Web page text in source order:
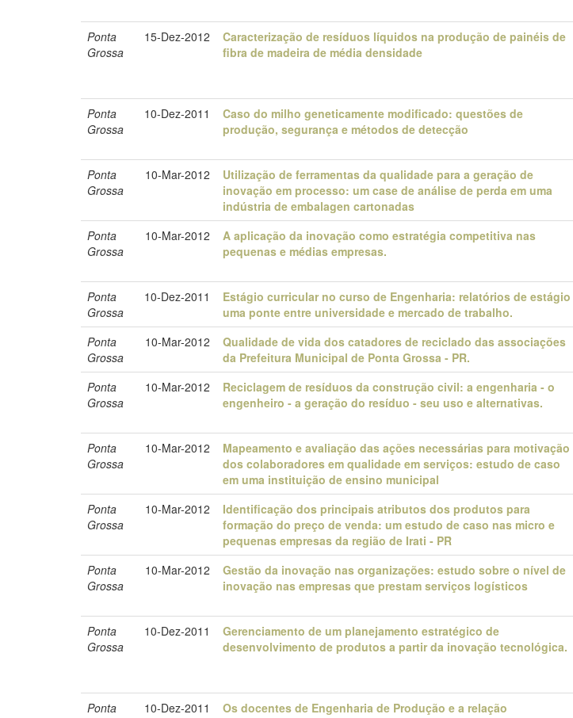
Ponta
Grossa
15-Dez-2012
Caracterização de resíduos líquidos na produção de painéis de
fibra de madeira de média densidade
Ponta
Grossa
10-Dez-2011
Caso do milho geneticamente modificado: questões de
produção, segurança e métodos de detecção
Ponta
Grossa
10-Mar-2012
Utilização de ferramentas da qualidade para a geração de
inovação em processo: um case de análise de perda em uma
indústria de embalagen cartonadas
Ponta
Grossa
10-Mar-2012
A aplicação da inovação como estratégia competitiva nas
pequenas e médias empresas.
Ponta
Grossa
10-Dez-2011
Estágio curricular no curso de Engenharia: relatórios de estágio
uma ponte entre universidade e mercado de trabalho.
Ponta
Grossa
10-Mar-2012
Qualidade de vida dos catadores de reciclado das associações
da Prefeitura Municipal de Ponta Grossa - PR.
Ponta
Grossa
10-Mar-2012
Reciclagem de resíduos da construção civil: a engenharia - o
engenheiro - a geração do resíduo - seu uso e alternativas.
Ponta
Grossa
10-Mar-2012
Mapeamento e avaliação das ações necessárias para motivação
dos colaboradores em qualidade em serviços: estudo de caso
em uma instituição de ensino municipal
Ponta
Grossa
10-Mar-2012
Identificação dos principais atributos dos produtos para
formação do preço de venda: um estudo de caso nas micro e
pequenas empresas da região de Irati - PR
Ponta
Grossa
10-Mar-2012
Gestão da inovação nas organizações: estudo sobre o nível de
inovação nas empresas que prestam serviços logísticos
Ponta
Grossa
10-Dez-2011
Gerenciamento de um planejamento estratégico de
desenvolvimento de produtos a partir da inovação tecnológica.
Ponta
10-Dez-2011
Os docentes de Engenharia de Produção e a relação